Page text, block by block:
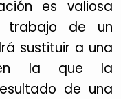
es valiosa
trabajo de un
sustituir a una
en la que la
de una